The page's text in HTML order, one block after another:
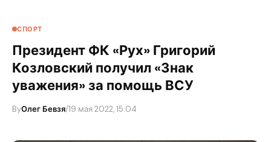
СПОРТ
Президент ФК «Рух» Григорий
Козловский получил «Знак
уважения» за помощь ВСУ
ByОлег Бевзя/19 мая 2022, 15:04